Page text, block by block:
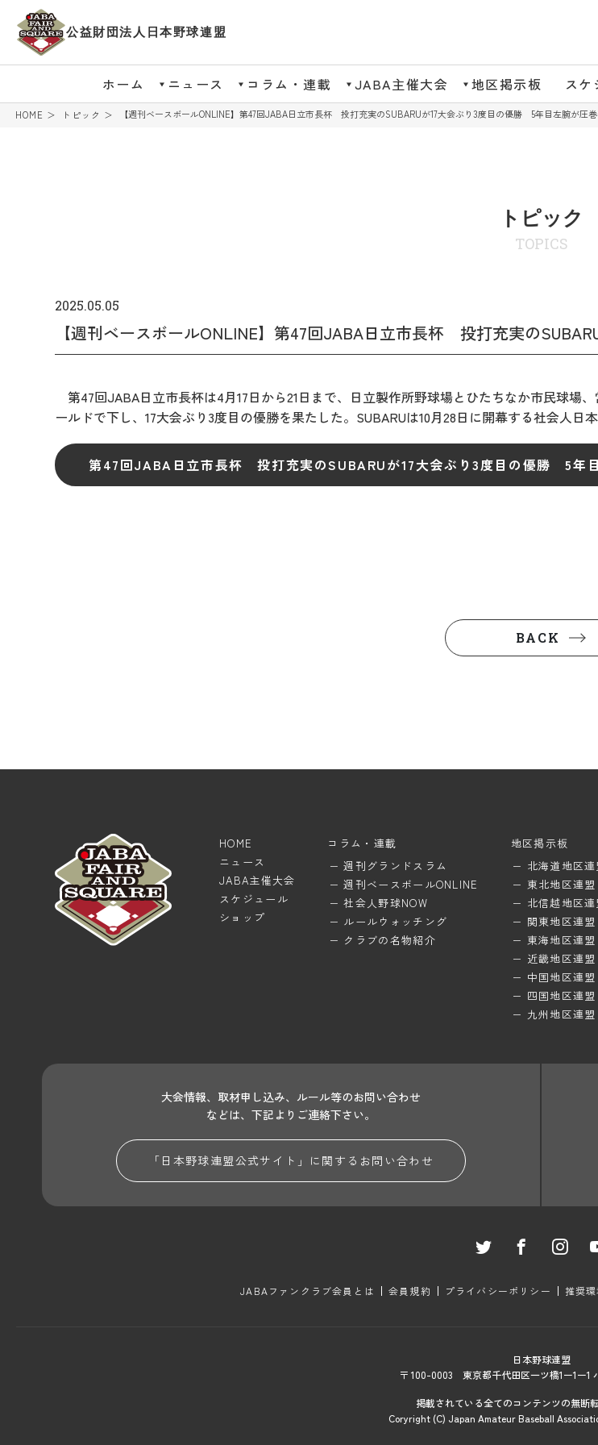
公益財団法人日本野球連盟
ホーム ニュース コラム・連載 JABA主催大会 地区掲示板 スケ
HOME トピック 【週刊ベースボールONLINE】第47回JABA日立市長杯 投打充実のSUBARUが17大会ぶり3度目の優勝 5年目左腕が圧
トピック
TOPICS
2025.05.05
【週刊ベースボールONLINE】第47回JABA日立市長杯 投打充実の
第47回JABA日立市長杯は4月17日から21日まで、日立製作所野球場とひたちなか市民球場
ールドで下し、17大会ぶり3度目の優勝を果たした。SUBARUは10月28日に開幕する社会人
第47回JABA日立市長杯 投打充実のSUBARUが17大会ぶり3度目の優勝 5年
BACK
HOME
ニュース
JABA主催大会
スケジュール
ショップ
コラム・連載
週刊グランドスラム
週刊ベースボールONLINE
社会人野球NOW
ルールウォッチング
クラブの名物紹介
地区掲示板
北海道地区連
東北地区連盟
北信越地区連
関東地区連盟
東海地区連盟
近畿地区連盟
中国地区連盟
四国地区連盟
九州地区連盟
大会情報、取材申し込み、ルール等のお問い合わせ
などは、下記よりご連絡下さい。
「日本野球連盟公式サイト」に関する お問い合わせ
JABAファンクラブ会員とは 会員規約 プライバシーポリシー 推奨環
日本野球連盟
〒 100-0003 東京都千代田区一ツ橋1ー1ー1
掲載されている全てのコンテンツの無断
Coryright (C) Japan Amateur Baseball